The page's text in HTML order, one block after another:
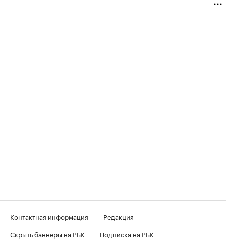
Контактная информация
Редакция
Скрыть баннеры на РБК
Подписка на РБК